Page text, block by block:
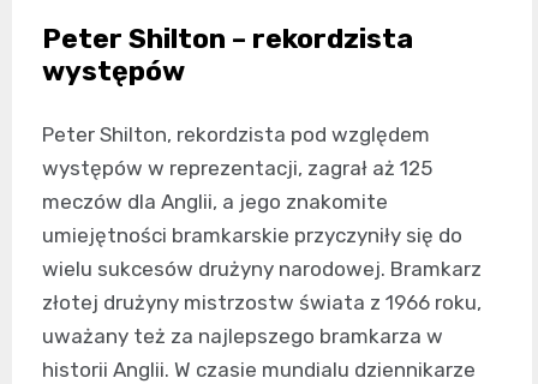
Peter Shilton – rekordzista
występów
Peter Shilton, rekordzista pod względem
występów w reprezentacji, zagrał aż 125
meczów dla Anglii, a jego znakomite
umiejętności bramkarskie przyczyniły się do
wielu sukcesów drużyny narodowej. Bramkarz
złotej drużyny mistrzostw świata z 1966 roku,
uważany też za najlepszego bramkarza w
historii Anglii. W czasie mundialu dziennikarze